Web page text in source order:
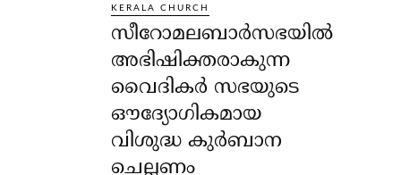
KERALA CHURCH
സീറോമലബാർസഭയിൽ
അഭിഷിക്തരാകുന്ന
വൈദികർ സഭയുടെ
ഔദ്യോഗികമായ
വിശുദ്ധ കുർബാന
ചെല്ലണം